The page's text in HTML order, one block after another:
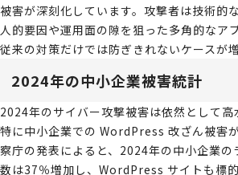
被害が深刻化しています。攻撃者は技術的
人的要因や運用面の隙を狙った多角的なア
従来の対策だけでは防ぎきれないケースが
2024年の中小企業被害統計
2024年のサイバー攻撃被害は依然として高
特に中小企業での WordPress 改ざん被害
察庁の発表によると、2024年の中小企業の
数は37％増加し、WordPress サイトも標的